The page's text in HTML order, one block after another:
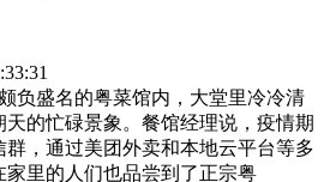
负盛名的粤菜馆内，大堂里冷冷清
的忙碌景象。餐馆经理说，疫情期
，通过美团外卖和本地云平台等多
里的人们也品尝到了正宗粤